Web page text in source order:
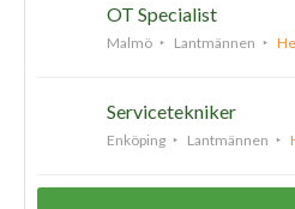
OT Specialist
Malmö Lantmännen
Servicetekniker
Enköping Lantmännen